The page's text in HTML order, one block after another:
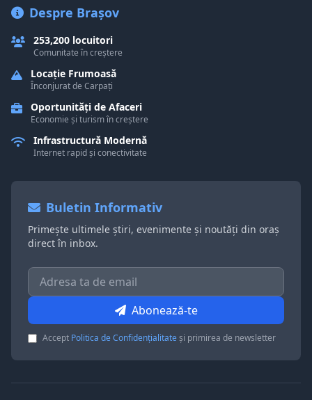
Despre Brașov
253,200 locuitori
Comunitate în creștere
Locație Frumoasă
Înconjurat de Carpați
Oportunități de Afaceri
Economie și turism în creștere
Infrastructură Modernă
Internet rapid și conectivitate
Buletin Informativ
Primește ultimele știri, evenimente și noutăți din oraș
direct în inbox.
Abonează-te
Accept Politica de Confidențialitateși primirea de newsletter